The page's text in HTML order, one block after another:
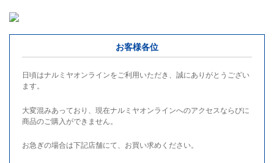
お客様各位
日頃はナルミヤオンラインをご利用いただき、誠にありがとうござい
ます。
大変混みあっており、現在ナルミヤオンラインへのアクセスならびに
商品のご購入ができません。
お急ぎの場合は下記店舗にて、お買い求めください。